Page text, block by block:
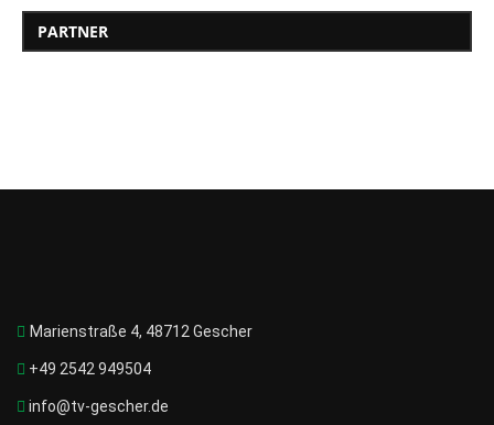
PARTNER
Marienstraße 4, 48712 Gescher
+49 2542 949504
info@tv-gescher.de